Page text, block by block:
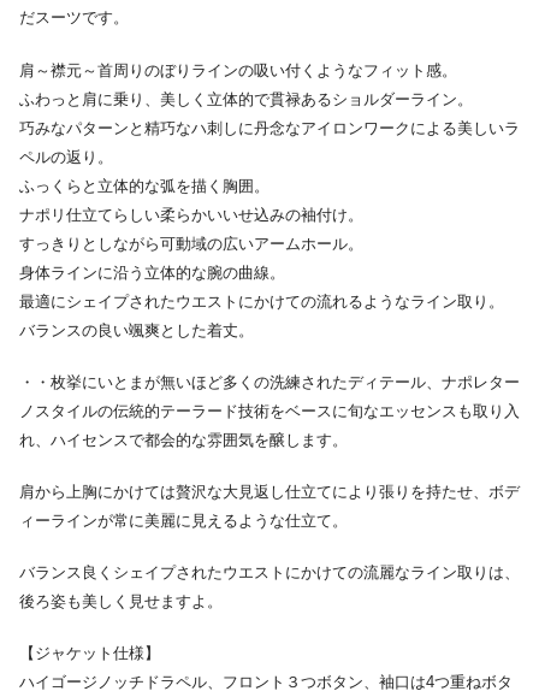
だスーツです。
肩～襟元～首周りのぼりラインの吸い付くようなフィット感。
ふわっと肩に乗り、美しく立体的で貫禄あるショルダーライン。
巧みなパターンと精巧なハ刺しに丹念なアイロンワークによる美しいラ
ペルの返り。
ふっくらと立体的な弧を描く胸囲。
ナポリ仕立てらしい柔らかいいせ込みの袖付け。
すっきりとしながら可動域の広いアームホール。
身体ラインに沿う立体的な腕の曲線。
最適にシェイプされたウエストにかけての流れるようなライン取り。
バランスの良い颯爽とした着丈。
・・枚挙にいとまが無いほど多くの洗練されたディテール、ナポレター
ノスタイルの伝統的テーラード技術をベースに旬なエッセンスも取り入
れ、ハイセンスで都会的な雰囲気を醸します。
肩から上胸にかけては贅沢な大見返し仕立てにより張りを持たせ、ボデ
ィーラインが常に美麗に見えるような仕立て。
バランス良くシェイプされたウエストにかけての流麗なライン取りは、
後ろ姿も美しく見せますよ。
【ジャケット仕様】
ハイゴージノッチドラペル、フロント３つボタン、袖口は4つ重ねボタ